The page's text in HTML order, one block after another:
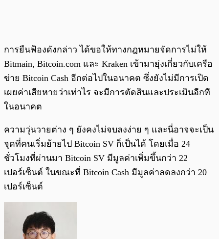
การยืนฟ้องดังกล่าว ได้ขอให้ทางกฎหมายจัดการไม่ให้
Bitmain, Bitcoin.com และ Kraken เข้ามายุ่งเกี่ยวกับเครือ
ข่าย Bitcoin Cash อีกต่อไปในอนาคต ซึ่งยังไม่มีการเปิด
เผยค่าเสียหายว่าเท่าไร จะมีการตัดสินและประเมินอีกที
ในอนาคต
ความวุ่นวายต่าง ๆ ยังคงไม่จบลงง่าย ๆ และนี่อาจจะเป็น
จุดที่คนเริ่มย้ายไป Bitcoin SV ก็เป็นได้ โดยเมื่อ 24
ชั่วโมงที่ผ่านมา Bitcoin SV มีมูลค่าเพิ่มขึ้นกว่า 22
เปอร์เซ็นต์ ในขณะที่ Bitcoin Cash มีมูลค่าลดลงกว่า 20
เปอร์เซ็นต์